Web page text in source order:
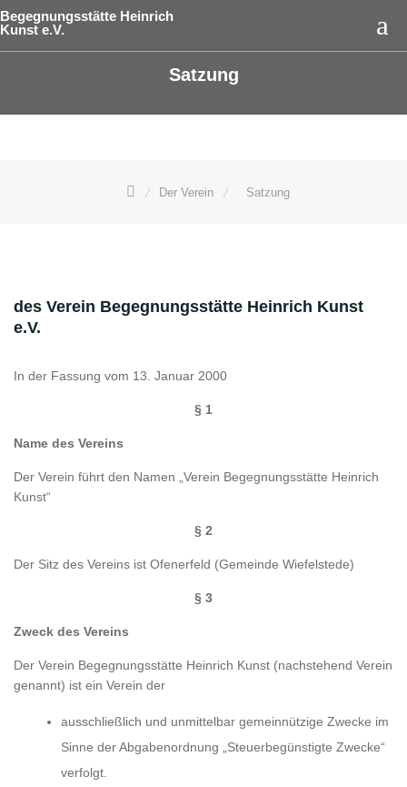
Skip
to
content
Begegnungsstätte Heinrich
Kunst e.V.
Satzung
Der Verein Satzung
des Verein Begegnungsstätte Heinrich Kunst
e.V.
In der Fassung vom 13. Januar 2000
§ 1
Name des Vereins
Der Verein führt den Namen „Verein Begegnungsstätte Heinrich
Kunst“
§ 2
Der Sitz des Vereins ist Ofenerfeld (Gemeinde Wiefelstede)
§ 3
Zweck des Vereins
Der Verein Begegnungsstätte Heinrich Kunst (nachstehend Verein
genannt) ist ein Verein der
ausschließlich und unmittelbar gemeinnützige Zwecke im
Sinne der Abgabenordnung „Steuerbegünstigte Zwecke“
verfolgt.